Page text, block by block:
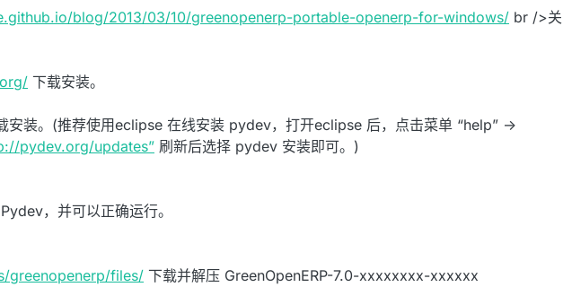
blog/2013/03/10/greenopenerp-portable-openerp-for-windows/ br />关
下载安装。
安装。(推荐使用eclipse 在线安装 pydev，打开eclipse 后，点击菜单 “help” ->
pydev.org/updates” 刷新后选择 pydev 安装即可。)
，并可以正确运行。
greenopenerp/files/ 下载并解压 GreenOpenERP-7.0-xxxxxxxx-xxxxxx